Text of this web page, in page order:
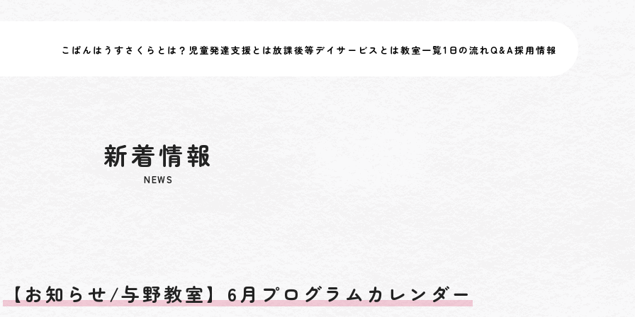
こぱんはうすさくらとは？ 児童発達支援とは放課後等デイサービスとは教室一覧1日の流れQ&A採用情報
新着情報
NEWS
【お知らせ/与野教室】6月プログラムカレンダー